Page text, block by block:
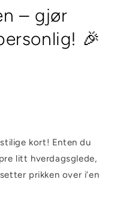
– gjør
🎉
kort! Enten du
litt hverdagsglede,
prikken over i’en